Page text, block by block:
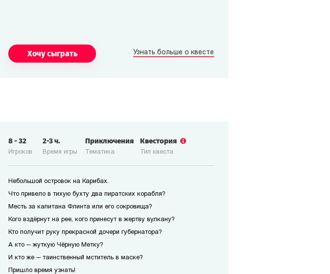
Хочу сыграть Узнать больше о квесте
Игроков
8-32
Время игры
2-3ч.
Тематика
Приключения
Тип квеста
Квестория
Небольшой островок на Карибах.
Что привело в тихую бухту два пиратских корабля?
Месть за капитана Флинта или его сокровища?
Кого вздёрнут на рее, кого принесут в жертву вулкану?
Кто получит руку прекрасной дочери губернатора?
А кто — жуткую Чёрную Метку?
И кто же — таинственный мститель в маске?
Пришло время узнать!